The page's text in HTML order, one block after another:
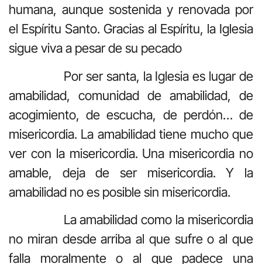
humana, aunque sostenida y renovada por
el Espíritu Santo. Gracias al Espíritu, la Iglesia
sigue viva a pesar de su pecado
Por ser santa, la Iglesia es lugar de
amabilidad, comunidad de amabilidad, de
acogimiento, de escucha, de perdón… de
misericordia. La amabilidad tiene mucho que
ver con la misericordia. Una misericordia no
amable, deja de ser misericordia. Y la
amabilidad no es posible sin misericordia.
La amabilidad como la misericordia
no miran desde arriba al que sufre o al que
falla moralmente o al que padece una